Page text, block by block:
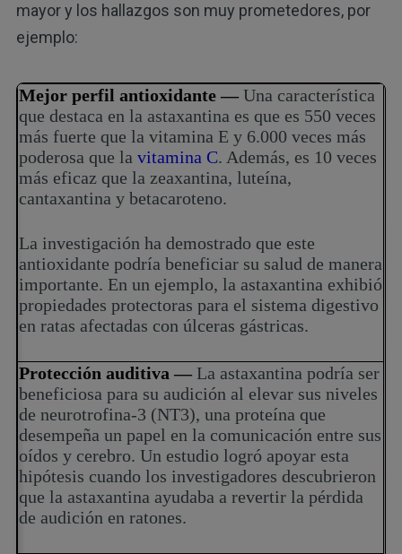
mayor y los hallazgos son muy prometedores, por
ejemplo:
Mejor perfil antioxidante — Una característica
que destaca en la astaxantina es que es 550 veces
más fuerte que la vitamina E y 6.000 veces más
poderosa que lavitamina C. Además, es 10 veces
más eficaz que la zeaxantina, luteína,
cantaxantina y betacaroteno.
La investigación ha demostrado que este
antioxidante podría beneficiar su salud de manera
importante. En un ejemplo, la astaxantina exhibió
propiedades protectoras para el sistema digestivo
en ratas afectadas con úlceras gástricas.
Protección auditiva — La astaxantina podría ser
beneficiosa para su audición al elevar sus niveles
de neurotrofina-3 (NT3), una proteína que
desempeña un papel en la comunicación entre sus
oídos y cerebro. Un estudio logró apoyar esta
hipótesis cuando los investigadores descubrieron
que la astaxantina ayudaba a revertir la pérdida
de audición en ratones.